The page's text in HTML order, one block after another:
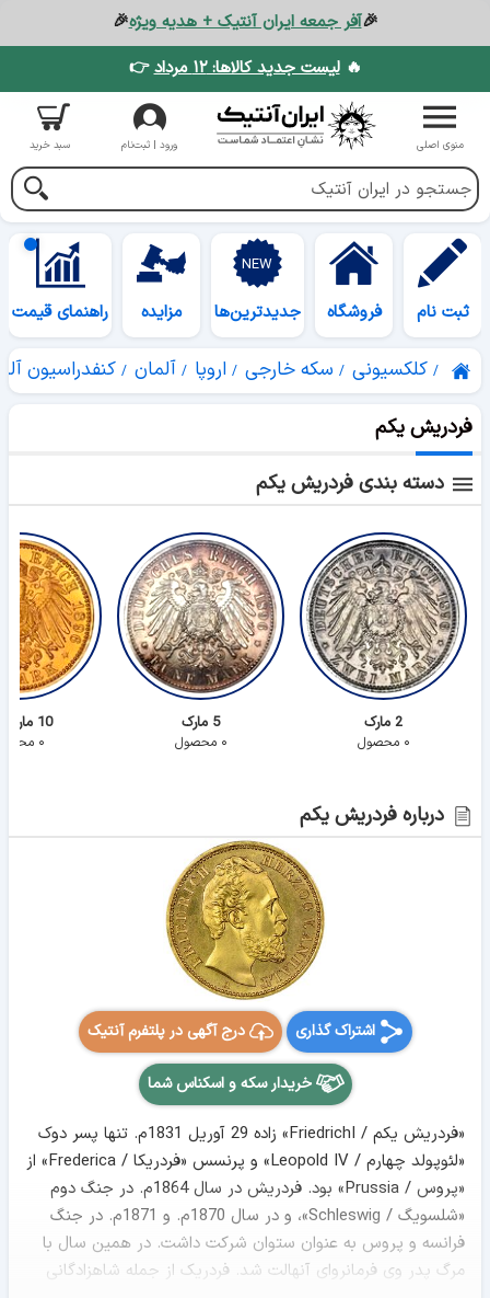
🎉آفر جمعه ایران آنتیک + هدیه ویژه🎉
🔥لیست جدید کالاها: ۱۲ مرداد 👉
منوی اصلی ورود | ثبت‌نام سبد خرید
ثبت نام فروشگاه جدیدترین‌ها مزایده راهنمای قیمت
کلکسیونی سکه خارجی اروپا آلمان کنفدراسیون
فردریش یکم
دسته بندی فردریش یکم
2 مارک
۰ محصول
5 مارک
۰ محصول
10 مارک طلا
۰ محصول
درباره فردریش یکم
اشتراک گذاری درج آگهی در پلتفرم آنتیک
خریدار سکه و اسکناس شما
«فردریش یکم / FriedrichI» زاده 29 آوریل 1831م. تنها پسر دوک
«لئوپولد چهارم / Leopold IV» و پرنسس «فردریکا / Frederica» از
«پروس / Prussia» بود. فردریش در سال 1864م. در جنگ دوم
«شلسویگ / Schleswig»، و در سال 1870م. و 1871م. در جنگ
فرانسه و پروس به عنوان ستوان شرکت داشت. در همین سال با
مرگ پدر وی فرمانروای آنهالت شد. فردریک از جمله شاهزادگانی